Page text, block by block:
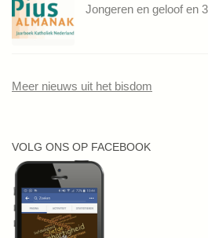
Jongeren en geloof en
Meer nieuws uit het bisdom
VOLG ONS OP FACEBOOK